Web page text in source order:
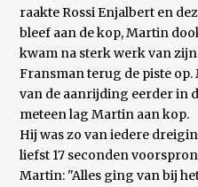
raakte Rossi Enjalbert en
bleef aan de kop, Martin
kwam na sterk werk van
Fransman terug de piste op.
van de aanrijding eerder in
meteen lag Martin aan kop.
Hij was zo van iedere
liefst 17 seconden
Martin: "Alles ging van bij